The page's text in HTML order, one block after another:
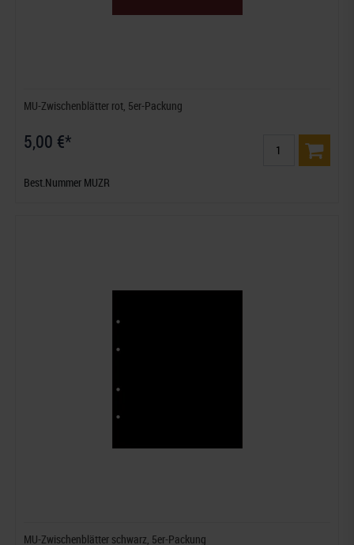
MU-Zwischenblätter rot, 5er-Packung
5,00 €*
Best.Nummer MUZR
MU-Zwischenblätter schwarz, 5er-Packung